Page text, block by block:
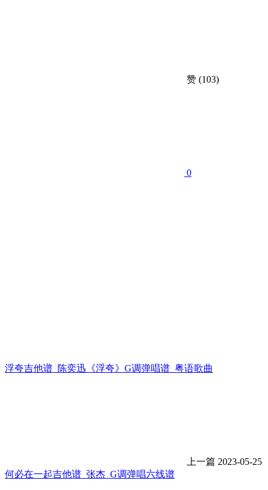
赞 (103)
0
浮夸吉他谱_陈奕迅《浮夸》G调弹唱谱_粤语歌曲
上一篇 2023-05-25
何必在一起吉他谱_张杰_G调弹唱六线谱